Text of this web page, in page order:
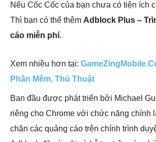
Nếu Cốc Cốc của bạn chưa có tiện ích
Thì bạn có thể thêm Adblock Plus –
cáo miễn phí.
Xem nhiều hơn tại:
Phần Mềm, Thủ Thuật
Ban đầu được phát triển bởi Michael
riêng cho Chrome với chức năng chính
chặn các quảng cáo trên chính trình